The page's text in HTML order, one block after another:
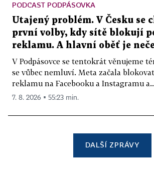
PODCAST PODPÁSOVKA
Utajený problém. V Česku se
první volby, kdy sítě blokují
reklamu. A hlavní oběť je
V Podpásovce se tentokrát věnujeme
se vůbec nemluví. Meta začala
reklamu na Facebooku a Instagramu
7. 8. 2026 ▪ 55:23 min.
DALŠÍ ZPRÁVY